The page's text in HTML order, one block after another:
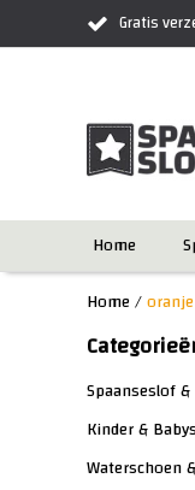
Gratis
Home
Home/oranje
Spaanseslof
Kinder &
Waterschoen